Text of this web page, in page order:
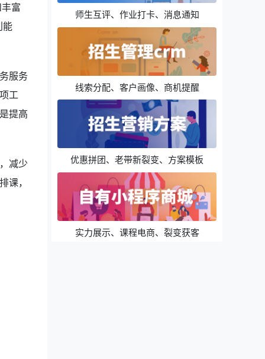
富
能
服务
工
提高
减少
课，
师生互评、作业打卡、消息通知
线索分配、客户画像、商机提醒
优惠拼团、老带新裂变、方案模板
实力展示、课程电商、裂变获客